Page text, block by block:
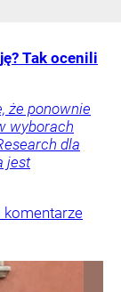
Tak ocenili
że ponownie
wyborach
dla
jest
komentarze